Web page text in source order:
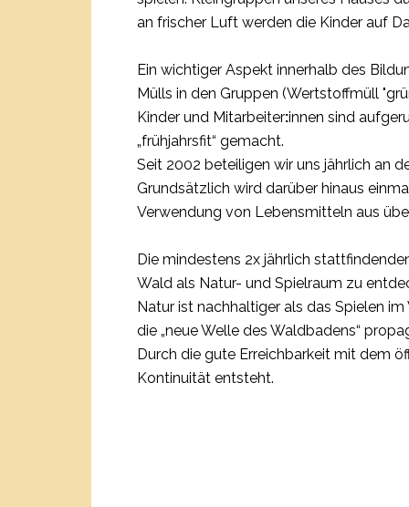
an frischer Luft werden die Kinder auf
Ein wichtiger Aspekt innerhalb des
Mülls in den Gruppen (Wertstoffmüll
Kinder und Mitarbeiter:innen sind
„frühjahrsfit“ gemacht.
Seit 2002 beteiligen wir uns jährlich an
Grundsätzlich wird darüber hinaus
Verwendung von Lebensmitteln aus
Die mindestens 2x jährlich
Wald als Natur- und Spielraum zu
Natur ist nachhaltiger als das Spielen
die „neue Welle des Waldbadens“
Durch die gute Erreichbarkeit mit dem
Kontinuität entsteht.